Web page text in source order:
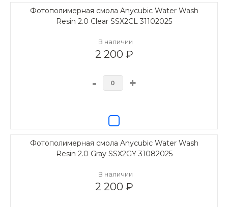
Фотополимерная смола Anycubic Water Wash
Resin 2.0 Clear SSX2CL 31102025
В наличии
2 200 ₽
- +
Фотополимерная смола Anycubic Water Wash
Resin 2.0 Gray SSX2GY 31082025
В наличии
2 200 ₽